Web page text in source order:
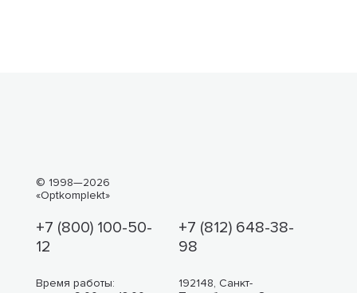
© 1998—2026
«Optkomplekt»
+7 (800) 100-50-
12
+7 (812) 648-38-
98
Время работы:
192148, Санкт-